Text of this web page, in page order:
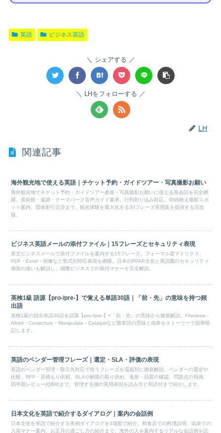
英語 ビジネス英語
シェアする
LHをフォローする
LH
関連記事
海外観光地で使える英語｜チケット予約・ガイドツアー・写真撮影お願い
海外観光地でチケット予約・ガイドツアー参加・写真撮影お願いに使える英会話を完全網
羅。美術館・遺跡・テーマパーク音声ガイド要求、行列割り込み対応、SNS映え撮影スポ
ット案内、団体割引交渉まで、観光体験を最大化する30フレーズ実用集を提供する完全
版。
ビジネス英語メールの添付ファイル｜15フレーズとセキュリティ表現
英文ビジネスメールで添付ファイルを案内する15フレーズ、フォーマル度マトリクス、
PDF・Excel・画像など形式別対応表現を網羅。日本のPPAP文化と英語圏のセキュリティ
感覚の違いも解説し、国際ビジネスでの添付マナーを完全解説。
英検1級 語源【pro-/pre-】で覚える単語30語｜「前・先」の意味を持つ頻
出語
英検1級の頻出単語30語を語源【pro-/pre-】=「前・先」の意味から徹底解説。Frivolous・
Albeit・Conjecture・Manipulate・Catalystなど難単語の意味と由来をストーリーで効率暗
記します。
英語のベンダー管理フレーズ｜選定・SLA・評価の表現
英語のベンダー管理・取引先対応で使うフレーズを場面別に徹底解説。ベンダーの選定や
比較、RFP・見積もり依頼、SLAや納期の取り決め、進捗・品質の確認、問題点の指摘、
四半期レビュー(QBR)まで、管理する側の実用表現を読み方と和訳付きで紹介します。
日本文化を英語で紹介するダイアログ｜案内の会話例
日本文化を英語で紹介する実例ダイアログを3場面で紹介。和食店での料理説明、温泉での
入浴マナー案内、お正月の過ごし方の紹介まで、海外の人を案内するリアルな会話例を読